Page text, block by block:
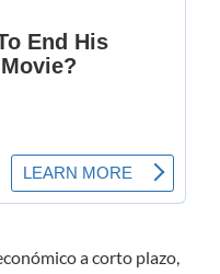
a corto plazo,